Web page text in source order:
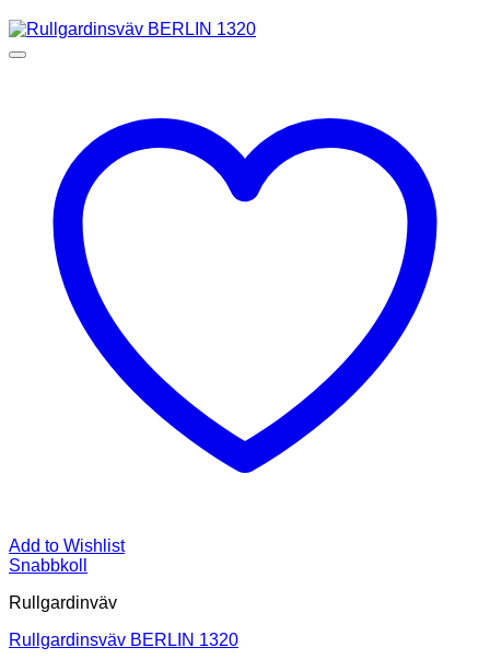
Add to Wishlist
Snabbkoll
Rullgardinväv
Rullgardinsväv BERLIN 1320